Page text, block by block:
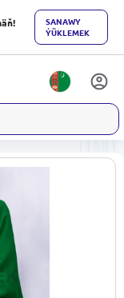
SANAWY
ÝÜKLEMEK